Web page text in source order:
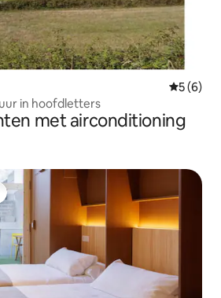
5 (6)
in hoofdletters
met airconditioning